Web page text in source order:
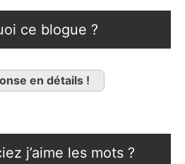
ce blogue ?
en détails !
j’aime les mots ?